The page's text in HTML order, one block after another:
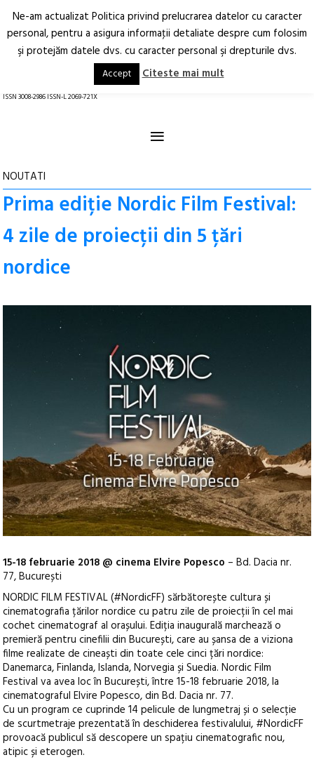
Arhitectură.
Oraș.
RO EN
ISSN 3008-2986 ISSN-L 2069-721X
≡
NOUTATI
Prima ediție Nordic Film Festival:
4 zile de proiecții din 5 țări
nordice
15-18 februarie 2018 @ cinema Elvire Popesco – Bd. Dacia nr.
77, București
NORDIC FILM FESTIVAL (#NordicFF) sărbătorește cultura și
cinematografia țărilor nordice cu patru zile de proiecții în cel mai
cochet cinematograf al orașului. Ediția inaugurală marchează o
premieră pentru cinefilii din București, care au șansa de a viziona
filme realizate de cineaști din toate cele cinci țări nordice:
Danemarca, Finlanda, Islanda, Norvegia și Suedia.Nordic Film
Festival va avea loc în București, între 15-18 februarie 2018, la
cinematograful Elvire Popesco, din Bd. Dacia nr. 77.
Cu un program ce cuprinde 14 pelicule de lungmetraj și o selecție
de scurtmetraje prezentată în deschiderea festivalului, #NordicFF
provoacă publicul să descopere un spațiu cinematografic nou,
atipic și eterogen.
Ne-am actualizat Politica privind prelucrarea datelor cu caracter
personal, pentru a asigura informaţii detaliate despre cum folosim
şi protejăm datele dvs. cu caracter personal şi drepturile dvs.
Accept Citeste mai mult